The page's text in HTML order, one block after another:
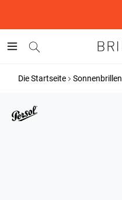
Die Startseite Sonnenbrillen